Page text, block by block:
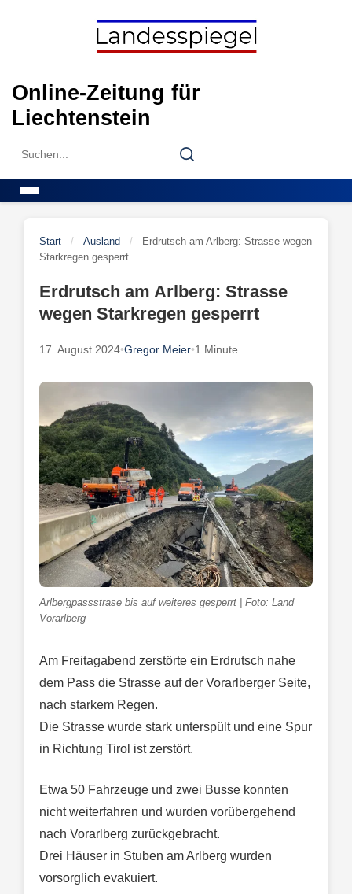
Online-Zeitung für
Liechtenstein
Search
Search
Start / Ausland /
Erdrutsch am Arlberg: Strasse wegen
Starkregen gesperrt
Erdrutsch am Arlberg: Strasse
wegen Starkregen gesperrt
17. August 2024•Gregor Meier•1 Minute
Arlbergpassstrase bis auf weiteres gesperrt | Foto: Land
Vorarlberg
Am Freitagabend zerstörte ein Erdrutsch nahe
dem Pass die Strasse auf der Vorarlberger Seite,
nach starkem Regen.
Die Strasse wurde stark unterspült und eine Spur
in Richtung Tirol ist zerstört.
Etwa 50 Fahrzeuge und zwei Busse konnten
nicht weiterfahren und wurden vorübergehend
nach Vorarlberg zurückgebracht.
Drei Häuser in Stuben am Arlberg wurden
vorsorglich evakuiert.